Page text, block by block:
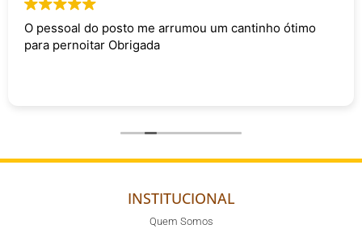
O pessoal do posto me arrumou um cantinho ótimo
para pernoitar Obrigada
INSTITUCIONAL
Quem Somos